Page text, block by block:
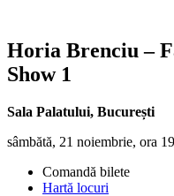
Horia Brenciu –
Show 1
Sala Palatului, București
sâmbătă, 21 noiembrie, ora
Comandă bilete
Hartă locuri